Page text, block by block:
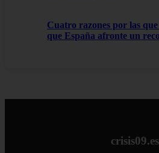
Cuatro razones por las
que España afronte un
crisis09.es